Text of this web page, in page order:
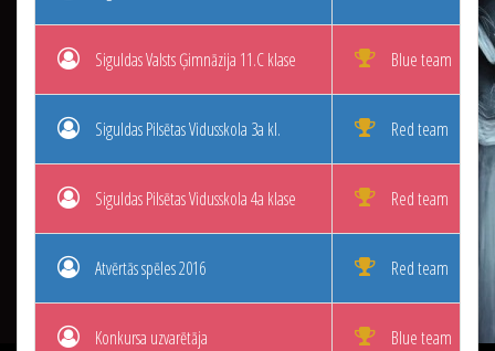
Siguldas Valsts Ģimnāzija 11.C klase Blue team
Siguldas Pilsētas Vidusskola 3a kl. Red team
Siguldas Pilsētas Vidusskola 4a klase Red team
Atvērtās spēles 2016 Red team
Konkursa uzvarētāja Blue team